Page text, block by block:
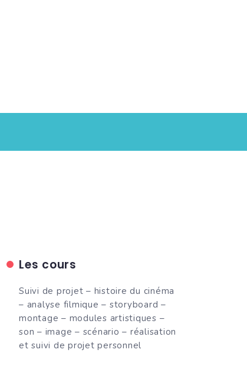
Les cours
Suivi de projet – histoire du cinéma
– analyse filmique – storyboard –
montage – modules artistiques –
son – image – scénario – réalisation
et suivi de projet personnel